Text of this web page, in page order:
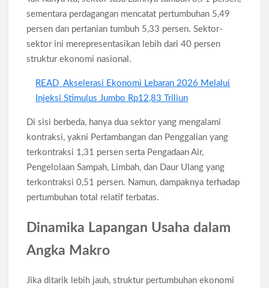
sementara perdagangan mencatat pertumbuhan 5,49
persen dan pertanian tumbuh 5,33 persen. Sektor-
sektor ini merepresentasikan lebih dari 40 persen
struktur ekonomi nasional.
READ Akselerasi Ekonomi Lebaran 2026 Melalui
Injeksi Stimulus Jumbo Rp12,83 Triliun
Di sisi berbeda, hanya dua sektor yang mengalami
kontraksi, yakni Pertambangan dan Penggalian yang
terkontraksi 1,31 persen serta Pengadaan Air,
Pengelolaan Sampah, Limbah, dan Daur Ulang yang
terkontraksi 0,51 persen. Namun, dampaknya terhadap
pertumbuhan total relatif terbatas.
Dinamika Lapangan Usaha dalam
Angka Makro
Jika ditarik lebih jauh, struktur pertumbuhan ekonomi